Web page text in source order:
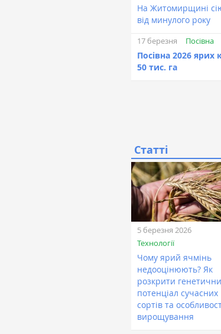
На Житомирщині
від минулого року
17 березня Посівна
Посівна 2026 ярих
50 тис. га
Статті
5 березня 2026
Технології
Чому ярий ячмінь
недооцінюють? Як
розкрити
потенціал сучасних
сортів та
вирощування